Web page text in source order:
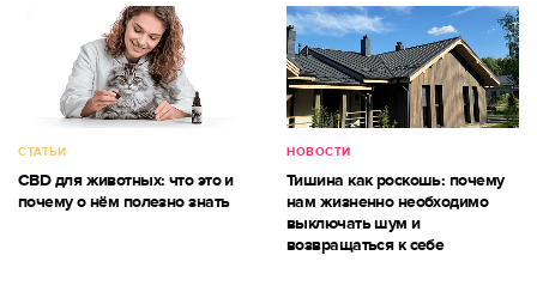
СТАТЬИ
CBD для животных: что это и
почему о нём полезно знать
НОВОСТИ
Тишина как роскошь: почему
нам жизненно необходимо
выключать шум и
возвращаться к себе